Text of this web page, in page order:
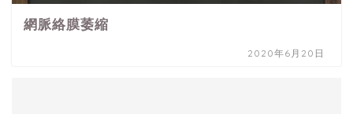
網脈絡膜萎縮
2020年6月20日